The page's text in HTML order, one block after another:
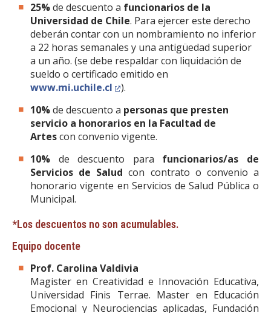
25%de descuento a funcionarios de la
Universidad de Chile. Para ejercer este derecho
deberán contar con un nombramiento no inferior
a 22 horas semanales y una antigüedad superior
a un año. (se debe respaldar con liquidación de
sueldo o certificado emitido en
www.mi.uchile.cl
).
10%de descuento a personas que presten
servicio a honorarios en la Facultad de
Artescon convenio vigente.
10% de descuento para funcionarios/as de
Servicios de Saludcon contrato o convenio a
honorario vigente en Servicios de Salud Pública o
Municipal.
*Los descuentos no son acumulables.
Equipo docente
Prof. Carolina Valdivia
Magister en Creatividad e Innovación Educativa,
Universidad Finis Terrae. Master en Educación
Emocional y Neurociencias aplicadas, Fundación